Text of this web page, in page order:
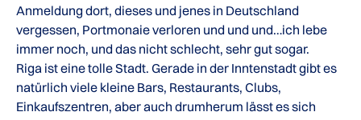
Anmeldung dort, dieses und jenes in Deutschland
vergessen, Portmonaie verloren und und und…ich lebe
immer noch, und das nicht schlecht, sehr gut sogar.
Riga ist eine tolle Stadt. Gerade in der Inntenstadt gibt es
natürlich viele kleine Bars, Restaurants, Clubs,
Einkaufszentren, aber auch drumherum lässt es sich